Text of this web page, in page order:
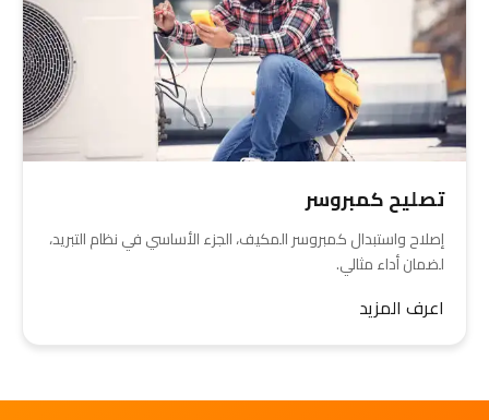
تصليح كمبروسر
إصلاح واستبدال كمبروسر المكيف، الجزء الأساسي في نظام التبريد،
لضمان أداء مثالي.
اعرف المزيد